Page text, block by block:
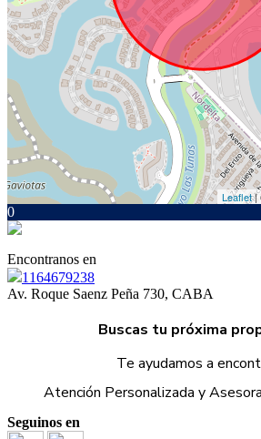
Leaflet|
0
Encontranos en
1164679238
Av. Roque Saenz Peña 730, CABA
Buscas tu próxima
Te ayudamos a
Atención Personalizada y
Seguinos en